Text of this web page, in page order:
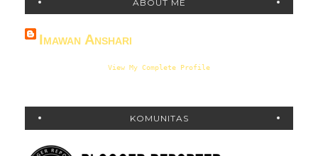
ABOUT ME
Imawan Anshari
View My Complete Profile
KOMUNITAS